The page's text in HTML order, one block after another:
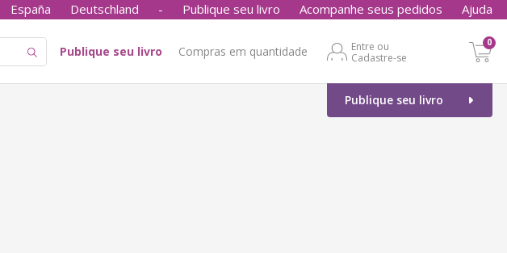
España Deutschland - Publique seu livro Acompanhe seus pedidos Ajuda
Publique seu livro Compras em quantidade
Entre ou
Cadastre-se
0
Publique seu livro